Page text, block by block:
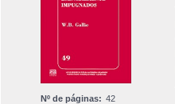
Nº de páginas: 42